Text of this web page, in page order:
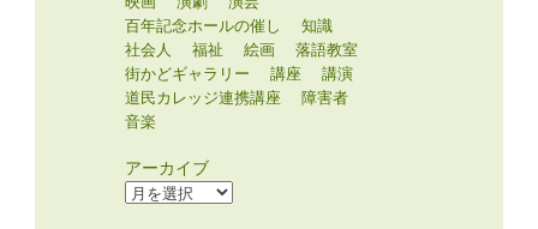
百年記念ホールの催し
知識
社会人
福祉 絵画
落語教室
街かどギャラリー
講座
講演
道民カレッジ連携講座
障害者
音楽
アーカイブ
ア